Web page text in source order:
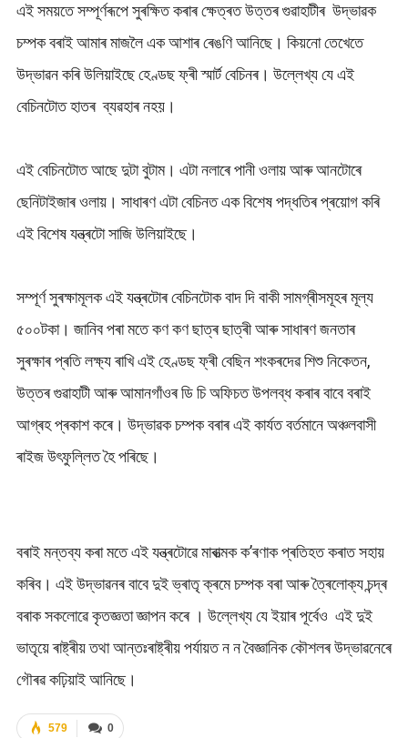
এই সময়তে সম্পূৰ্ণৰূপে সুৰক্ষিত কৰাৰ ক্ষেত্ৰত উত্তৰ গুৱাহাটীৰ উদ্ভাৱক
চম্পক বৰাই আমাৰ মাজলৈ এক আশাৰ ৰেঙণি আনিছে। কিয়নো তেখেতে
উদ্ভাৱন কৰি উলিয়াইছে হেণ্ডছ ফ্ৰী স্মাৰ্ট বেচিনৰ। উল্লেখ্য যে এই
বেচিনটোত হাতৰ ব্যৱহাৰ নহয়।
এই বেচিনটোত আছে দুটা বুটাম। এটা নলাৰে পানী ওলায় আৰু আনটোৰে
ছেনিটাইজাৰ ওলায়। সাধাৰণ এটা বেচিনত এক বিশেষ পদ্ধতিৰ প্ৰয়োগ কৰি
এই বিশেষ যন্ত্ৰটো সাজি উলিয়াইছে।
সম্পূৰ্ণ সুৰক্ষামূলক এই যন্ত্ৰটোৰ বেচিনটোক বাদ দি বাকী সামগ্ৰীসমূহৰ মূল্য
৫০০টকা। জানিব পৰা মতে কণ কণ ছাত্ৰ ছাত্ৰী আৰু সাধাৰণ জনতাৰ
সুৰক্ষাৰ প্ৰতি লক্ষ্য ৰাখি এই হেণ্ডছ ফ্ৰী বেছিন শংকৰদেৱ শিশু নিকেতন,
উত্তৰ গুৱাহাটী আৰু আমানগাঁওৰ ডি চি অফিচত উপলব্ধ কৰাৰ বাবে বৰাই
আগ্ৰহ প্ৰকাশ কৰে। উদ্ভাৱক চম্পক বৰাৰ এই কাৰ্যত বৰ্তমানে অঞ্চলবাসী
ৰাইজ উৎফুল্লিত হৈ পৰিছে।
বৰাই মন্তব্য কৰা মতে এই যন্ত্ৰটোৱে মাৰাত্মক ক’ৰণাক প্ৰতিহত কৰাত সহায়
কৰিব। এই উদ্ভাৱনৰ বাবে দুই ভ্ৰাতৃ ক্ৰমে চম্পক বৰা আৰু ত্ৰৈলোক্য চন্দ্ৰ
বৰাক সকলোৱে কৃতজ্ঞতা জ্ঞাপন কৰে । উল্লেখ্য যে ইয়াৰ পূৰ্বেও এই দুই
ভাতৃয়ে ৰাষ্ট্ৰীয় তথা আন্তঃৰাষ্ট্ৰীয় পৰ্যায়ত ন ন বৈজ্ঞানিক কৌশলৰ উদ্ভাৱনেৰে
গৌৰৱ কঢ়িয়াই আনিছে।
0
579